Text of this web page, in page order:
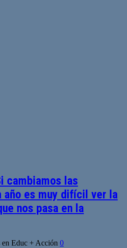
cambiamos las
año es muy difícil ver la
nos pasa en la
Educ + Acción 0